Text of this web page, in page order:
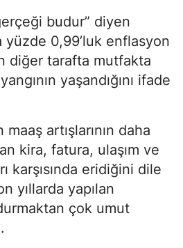
budur” diyen
0,99’luk enflasyon
diğer tarafta mutfakta
yaşandığını ifade
artışlarının daha
kira, fatura, ulaşım ve
karşısında eridiğini dile
yıllarda yapılan
çok umut